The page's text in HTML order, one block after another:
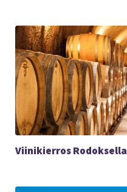
Viinikierros Rodoksella